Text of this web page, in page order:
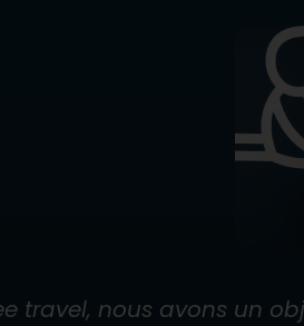
travel, nous avons un